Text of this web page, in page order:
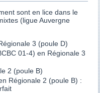
sont en lice dans le
(ligue Auvergne
3 (poule D)
01-4) en Régionale 3
2 (poule B)
Régionale 2 (poule B) :